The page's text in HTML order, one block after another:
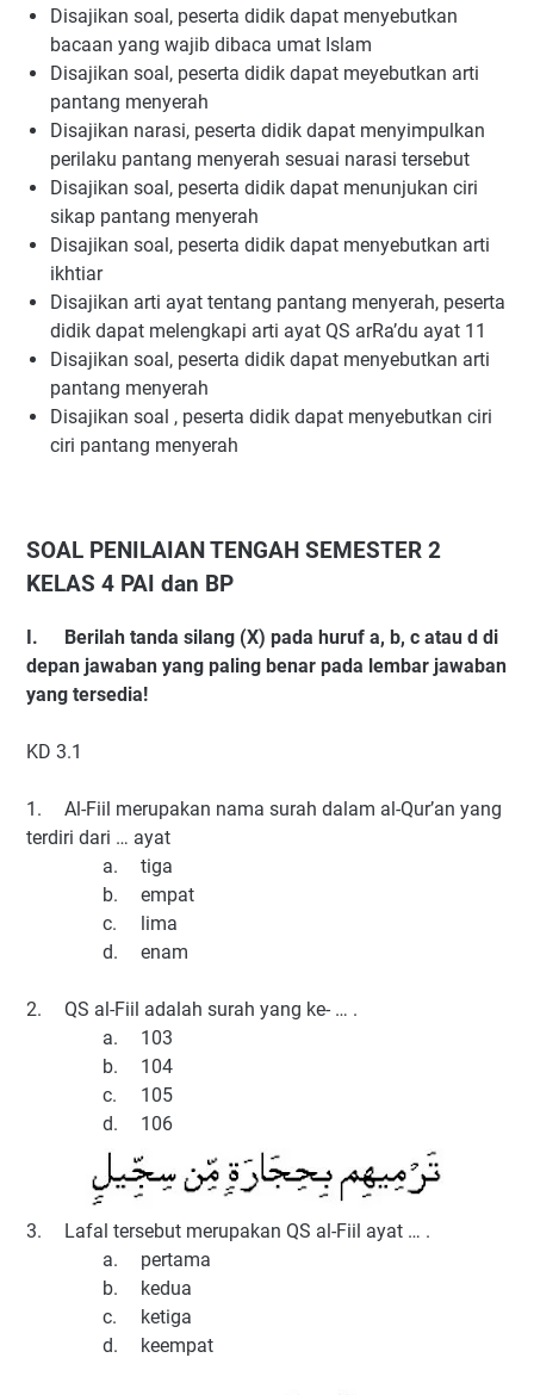
Disajikan soal, peserta didik dapat menyebutkan
bacaan yang wajib dibaca umat Islam
Disajikan soal, peserta didik dapat meyebutkan arti
pantang menyerah
Disajikan narasi, peserta didik dapat menyimpulkan
perilaku pantang menyerah sesuai narasi tersebut
Disajikan soal, peserta didik dapat menunjukan ciri
sikap pantang menyerah
Disajikan soal, peserta didik dapat menyebutkan arti
ikhtiar
Disajikan arti ayat tentang pantang menyerah, peserta
didik dapat melengkapi arti ayat QS arRa’du ayat 11
Disajikan soal, peserta didik dapat menyebutkan arti
pantang menyerah
Disajikan soal , peserta didik dapat menyebutkan ciri
ciri pantang menyerah
SOAL PENILAIAN TENGAH SEMESTER 2
KELAS 4 PAI dan BP
I.
Berilah tanda silang (X) pada huruf a, b, c atau d di
depan jawaban yang paling benar pada lembar jawaban
yang tersedia!
KD 3.1
1.
Al-Fiil merupakan nama surah dalam al-Qur’an yang
terdiri dari … ayat
a.
tiga
b.
empat
c.
lima
d.
enam
2.
QS al-Fiil adalah surah yang ke- … .
a.
103
b.
104
c.
105
d.
106
3.
Lafal tersebut merupakan QS al-Fiil ayat … .
a.
pertama
b.
kedua
c.
ketiga
d.
keempat